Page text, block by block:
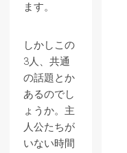
ます。
しかしこの
3人、共通
の話題とか
あるのでし
ょうか。主
人公たちが
いない時間